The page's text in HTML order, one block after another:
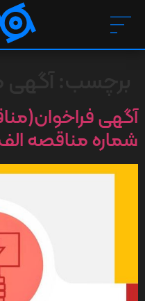
آگهی
شماره مناقصه الف 404/